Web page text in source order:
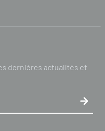
dernières actualités et